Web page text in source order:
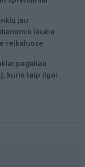
jau
laukia
reikaluose
pagaliau
kurio taip ilgai